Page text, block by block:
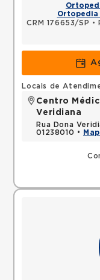
Ortopedia
CRM 176653/SP •
Locais de
Centro
Veridiana
Rua Dona
01238010 •